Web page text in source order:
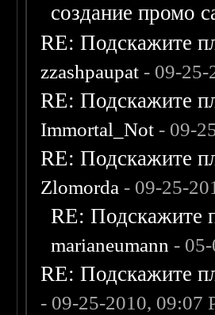
создание промо
RE: Подскажите
zzashpaupat - 09-25-
RE: Подскажите
Immortal_Not - 09-
RE: Подскажите
Zlomorda - 09-25-
RE: Подскажите
marianeumann -
RE: Подскажите
- 09-25-2010, 09:07